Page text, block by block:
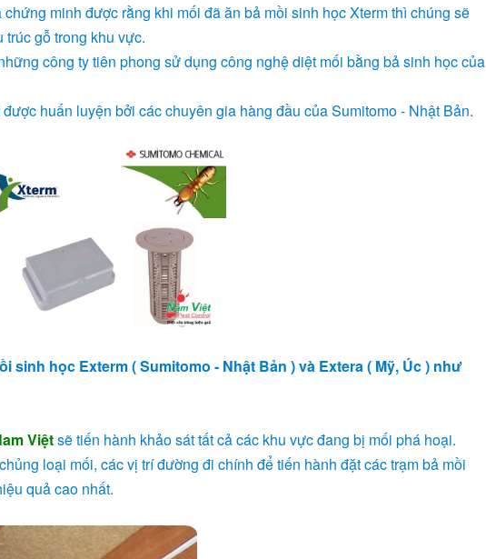
minh được rằng khi mối đã ăn bả mồi sinh học Xterm thì chúng sẽ
gỗ trong khu vực.
công ty tiên phong sử dụng công nghệ diệt mối bằng bả sinh học của
huấn luyện bởi các chuyên gia hàng đầu của Sumitomo - Nhật Bản.
sinh học Exterm ( Sumitomo - Nhật Bản ) và Extera ( Mỹ, Úc ) như
Việtsẽ tiến hành khảo sát tất cả các khu vực đang bị mối phá hoại.
loại mối, các vị trí đường đi chính để tiến hành đặt các trạm bả mồi
quả cao nhất.